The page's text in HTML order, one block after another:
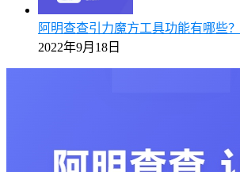
阿明查查引力魔方工具功能有哪些
2022年9月18日